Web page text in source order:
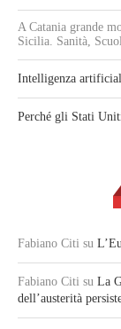
A Catania grande
Sicilia. Sanità,
Intelligenza
Perché gli Stati
Fabiano Citi su
Fabiano Citi su La
dell’austerità